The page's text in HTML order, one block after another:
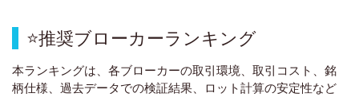
⭐推奨ブローカーランキング
本ランキングは、各ブローカーの取引環境、取引コスト、銘
柄仕様、過去データでの検証結果、ロット計算の安定性など